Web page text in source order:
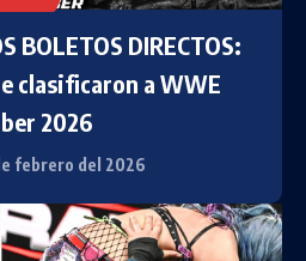
BOLETOS DIRECTOS:
clasificaron a WWE
2026
febrero del 2026